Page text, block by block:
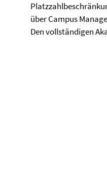
über Campus
Den vollständigen